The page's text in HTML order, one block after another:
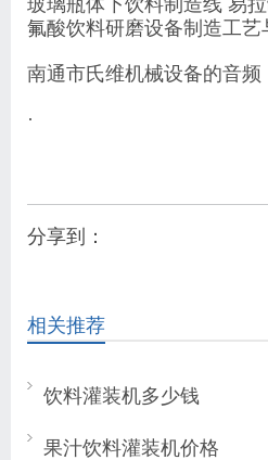
氟酸饮料研磨设备制造工艺
南通市氏维机械设备的音频
·
分享到：
相关推荐
饮料灌装机多少钱
果汁饮料灌装机价格